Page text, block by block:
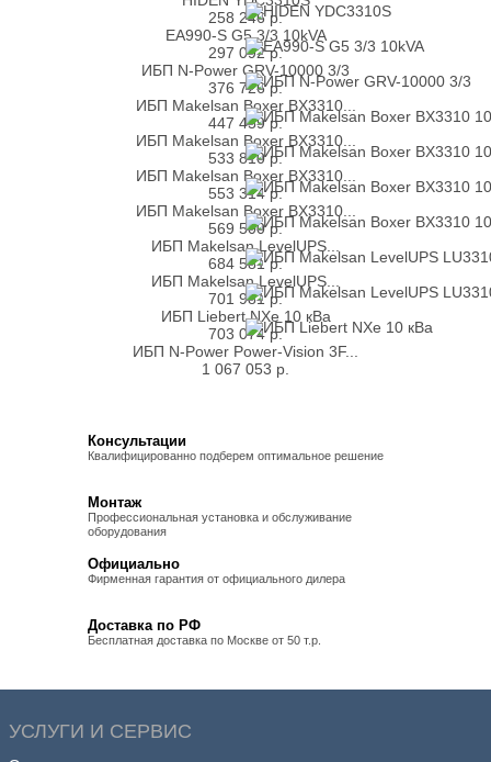
258 246 р.
EA990-S G5 3/3 10kVA
297 092р.
ИБП N-Power GRV-10000 3/3
376 726р.
ИБП Makelsan Boxer BX3310...
447 459р.
ИБП Makelsan Boxer BX3310...
533 810р.
ИБП Makelsan Boxer BX3310...
553 314р.
ИБП Makelsan Boxer BX3310...
569 500р.
ИБП Makelsan LevelUPS...
684 581р.
ИБП Makelsan LevelUPS...
701 981р.
ИБП Liebert NXe 10 кВа
703 074р.
ИБП N-Power Power-Vision 3F...
1 067 053 р.
Консультации
Квалифицированно подберем оптимальное решение
Монтаж
Профессиональная установка и обслуживание
оборудования
Официально
Фирменная гарантия от официального дилера
Доставка по РФ
Бесплатная доставка по Москве от 50 т.р.
УСЛУГИ И СЕРВИС